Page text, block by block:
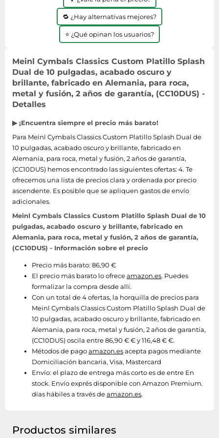
🔁 ¿Hay alternativas mejores?
⭐ ¿Qué opinan los usuarios?
Meinl Cymbals Classics Custom Platillo Splash
Dual de 10 pulgadas, acabado oscuro y
brillante, fabricado en Alemania, para roca,
metal y fusión, 2 años de garantía, (CC10DUS) -
Detalles
▶ ¡Encuentra siempre el precio más barato!
Para Meinl Cymbals Classics Custom Platillo Splash Dual de
10 pulgadas, acabado oscuro y brillante, fabricado en
Alemania, para roca, metal y fusión, 2 años de garantía,
(CC10DUS) hemos encontrado las siguientes ofertas: 4. Te
ofrecemos una lista de precios clara y ordenada por precio
ascendente. Es posible que se apliquen gastos de envío
adicionales.
Meinl Cymbals Classics Custom Platillo Splash Dual de 10
pulgadas, acabado oscuro y brillante, fabricado en
Alemania, para roca, metal y fusión, 2 años de garantía,
(CC10DUS) - Información sobre el precio
Precio más barato: 86,90 €
El precio más barato lo ofreceamazon.es. Puedes
formalizar la compra desde allí.
Con un total de 4 ofertas, la horquilla de precios para
Meinl Cymbals Classics Custom Platillo Splash Dual de
10 pulgadas, acabado oscuro y brillante, fabricado en
Alemania, para roca, metal y fusión, 2 años de garantía,
(CC10DUS) oscila entre 86,90 € € y 116,48 € €.
Métodos de pagoamazon.esacepta pagos mediante
Domiciliación bancaria, Visa, Mastercard
Envío: el plazo de entrega más corto es de entre En
stock. Envío exprés disponible con Amazon Premium.
días hábiles a través deamazon.es.
Productos similares